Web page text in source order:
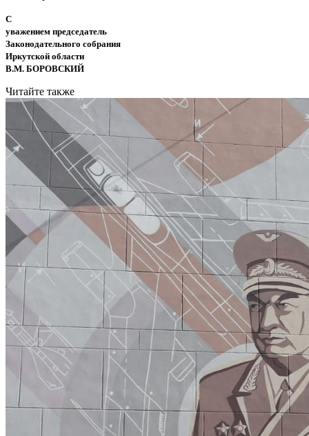
С
уважением председатель
Законодательного собрания
Иркутской области
В.М. БОРОВСКИЙ
Читайте также